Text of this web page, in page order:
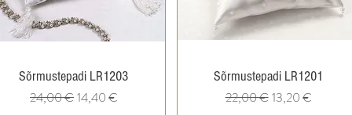
Quick View
Sõrmustepadi LR1203
Regular Price
24,00 €Sale Price
14,40 €
Quick View
Sõrmustepadi LR1201
Regular Price
22,00 €Sale Price
13,20 €